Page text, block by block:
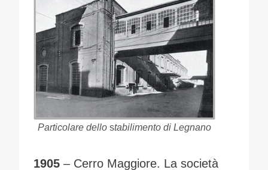
Particolare dello stabilimento di Legnano
1905 – Cerro Maggiore. La società